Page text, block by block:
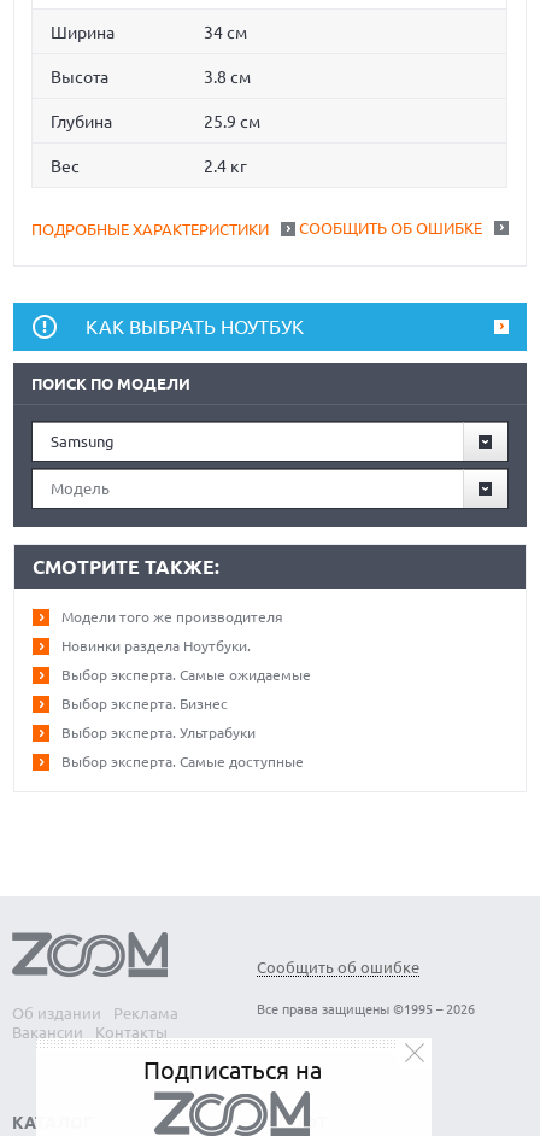
Ширина 34 см
Высота 3.8 см
Глубина 25.9 см
Вес 2.4 кг
СООБЩИТЬ ОБ ОШИБКЕ
ПОДРОБНЫЕ ХАРАКТЕРИСТИКИ
КАК ВЫБРАТЬ НОУТБУК
ПОИСК ПО МОДЕЛИ
Samsung
Модель
СМОТРИТЕ ТАКЖЕ:
Модели того же производителя
Новинки раздела Ноутбуки.
Выбор эксперта. Самые ожидаемые
Выбор эксперта. Бизнес
Выбор эксперта. Ультрабуки
Выбор эксперта. Самые доступные
Об издании
Реклама
Вакансии
Контакты
Сообщить об ошибке
Все права защищены ©1995 – 2026
КАТАЛОГ СОФТ
Подписаться на